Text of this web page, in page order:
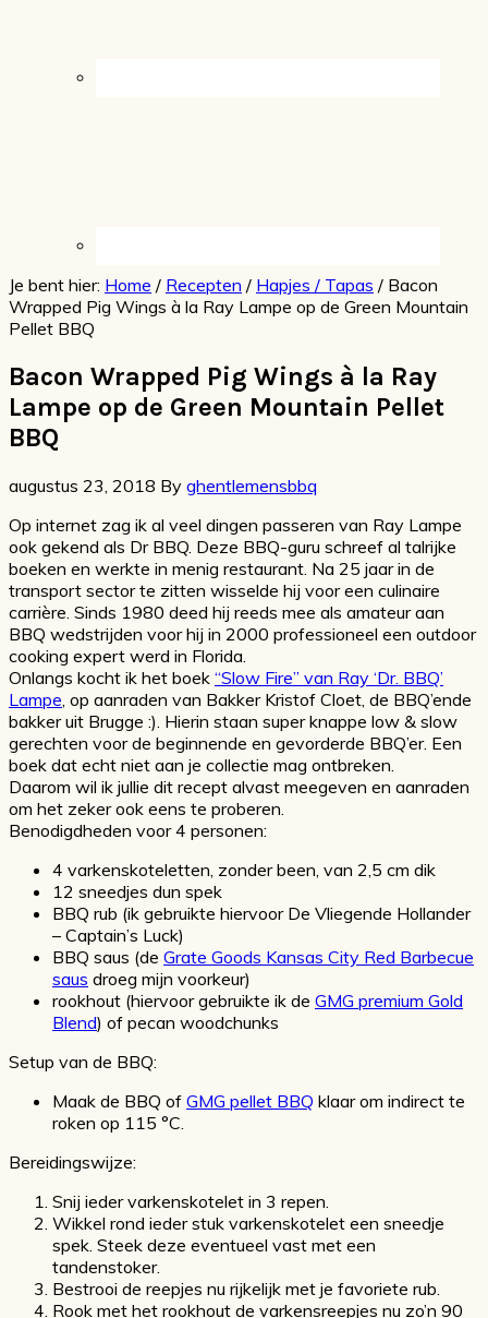
Je bent hier: Home / Recepten / Hapjes / Tapas / Bacon
Wrapped Pig Wings à la Ray Lampe op de Green Mountain
Pellet BBQ
Bacon Wrapped Pig Wings à la Ray
Lampe op de Green Mountain Pellet
BBQ
augustus 23, 2018 By ghentlemensbbq
Op internet zag ik al veel dingen passeren van Ray Lampe
ook gekend als Dr BBQ. Deze BBQ-guru schreef al talrijke
boeken en werkte in menig restaurant. Na 25 jaar in de
transport sector te zitten wisselde hij voor een culinaire
carrière. Sinds 1980 deed hij reeds mee als amateur aan
BBQ wedstrijden voor hij in 2000 professioneel een outdoor
cooking expert werd in Florida.
Onlangs kocht ik het boek “Slow Fire” van Ray ‘Dr. BBQ’
Lampe , op aanraden van Bakker Kristof Cloet, de BBQ’ende
bakker uit Brugge :). Hierin staan super knappe low & slow
gerechten voor de beginnende en gevorderde BBQ’er. Een
boek dat echt niet aan je collectie mag ontbreken.
Daarom wil ik jullie dit recept alvast meegeven en aanraden
om het zeker ook eens te proberen.
Benodigdheden voor 4 personen:
4 varkenskoteletten, zonder been, van 2,5 cm dik
12 sneedjes dun spek
BBQ rub (ik gebruikte hiervoor De Vliegende Hollander
– Captain’s Luck)
BBQ saus (de Grate Goods Kansas City Red Barbecue
saus droeg mijn voorkeur)
rookhout (hiervoor gebruikte ik de GMG premium Gold
Blend) of pecan woodchunks
Setup van de BBQ:
Maak de BBQ of GMG pellet BBQ klaar om indirect te
roken op 115 °C.
Bereidingswijze:
Snij ieder varkenskotelet in 3 repen.
Wikkel rond ieder stuk varkenskotelet een sneedje
spek. Steek deze eventueel vast met een
tandenstoker.
Bestrooi de reepjes nu rijkelijk met je favoriete rub.
Rook met het rookhout de varkensreepjes nu zo’n 90